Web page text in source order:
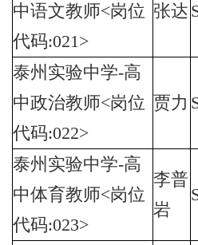
中语文教师<岗位
代码:021>
张达
泰州实验中学-高
中政治教师<岗位
代码:022>
贾力
泰州实验中学-高
中体育教师<岗位
代码:023>
李普
岩